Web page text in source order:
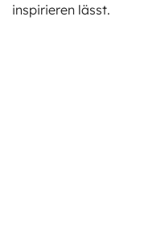
inspirieren lässt.